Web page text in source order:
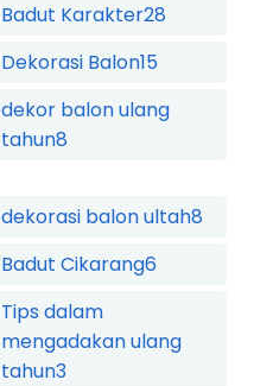
Badut Karakter28
Dekorasi Balon15
dekor balon ulang
tahun8
dekorasi balon ultah8
Badut Cikarang6
Tips dalam
mengadakan ulang
tahun3